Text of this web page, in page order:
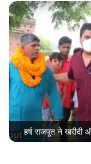
हर्ष राजपूत ने खरीदी